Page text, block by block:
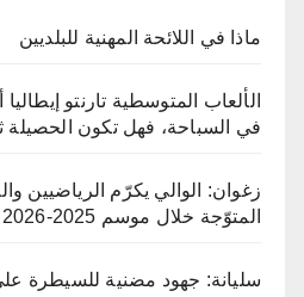
ماذا في اللائحة المهنية للبلديين
في السباحة، فهل تكون الحصيلة
زغوان: الوالي يكرّم الرياضيين
المتوّجة خلال موسم 2025-2026
سليانة: جهود مضنية للسيطرة